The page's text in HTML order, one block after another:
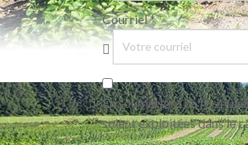
Courriel*
En soumettant ce
soient exploitées dans le